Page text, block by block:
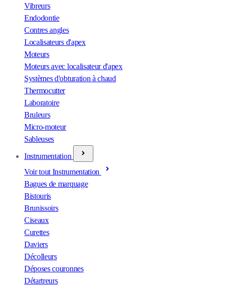
Vibreurs
Endodontie
Contres angles
Localisateurs d'apex
Moteurs
Moteurs avec localisateur d'apex
Systèmes d'obturation à chaud
Thermocutter
Laboratoire
Bruleurs
Micro-moteur
Sableuses
Instrumentation
Voir tout Instrumentation
Bagues de marquage
Bistouris
Brunissoirs
Ciseaux
Curettes
Daviers
Décolleurs
Déposes couronnes
Détartreurs